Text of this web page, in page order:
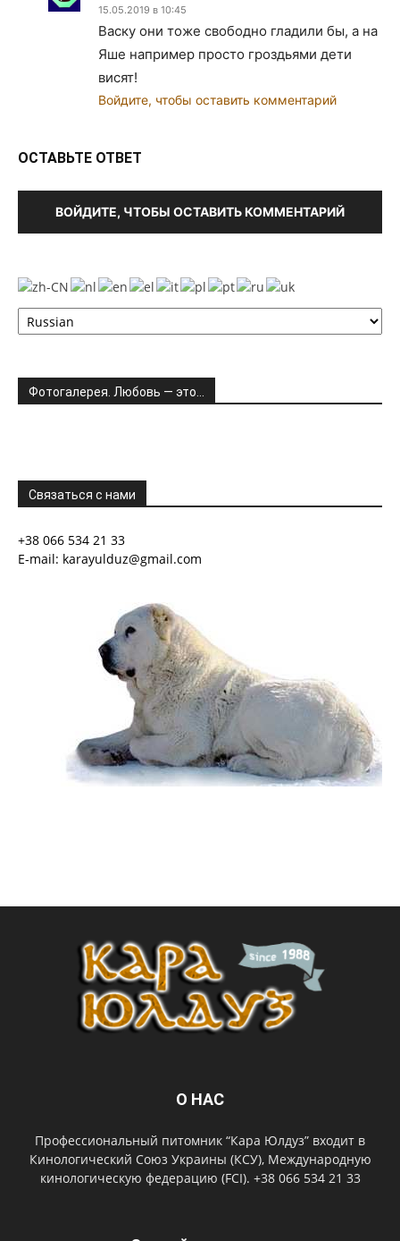
15.05.2019 в 10:45
Васку они тоже свободно гладили бы, а на
Яше например просто гроздьями дети
висят!
Войдите, чтобы оставить комментарий
ОСТАВЬТЕ ОТВЕТ
ВОЙДИТЕ, ЧТОБЫ ОСТАВИТЬ КОММЕНТАРИЙ
Фотогалерея. Любовь — это…
Связаться с нами
+38 066 534 21 33
E-mail: karayulduz@gmail.com
О НАС
Профессиональный питомник “Кара Юлдуз” входит в
Кинологический Союз Украины (КСУ), Международную
кинологическую федерацию (FCI). +38 066 534 21 33